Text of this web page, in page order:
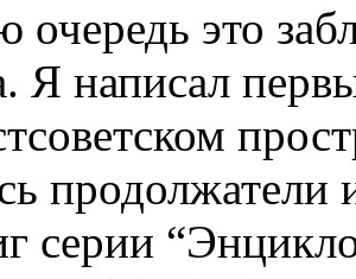
очередь это
Я написал
продолжатели
серии